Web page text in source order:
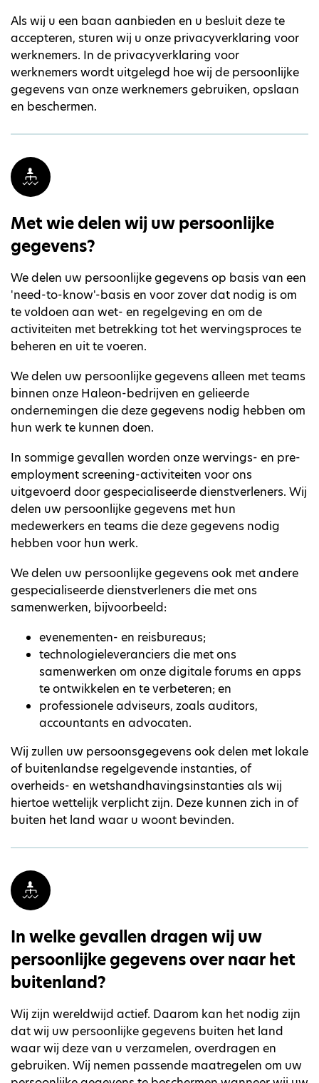
Als wij u een baan aanbieden en u besluit deze te
accepteren, sturen wij u onze privacyverklaring voor
werknemers. In de privacyverklaring voor
werknemers wordt uitgelegd hoe wij de persoonlijke
gegevens van onze werknemers gebruiken, opslaan
en beschermen.
Met wie delen wij uw persoonlijke
gegevens?
We delen uw persoonlijke gegevens op basis van een
'need-to-know'-basis en voor zover dat nodig is om
te voldoen aan wet- en regelgeving en om de
activiteiten met betrekking tot het wervingsproces te
beheren en uit te voeren.
We delen uw persoonlijke gegevens alleen met teams
binnen onze Haleon-bedrijven en gelieerde
ondernemingen die deze gegevens nodig hebben om
hun werk te kunnen doen.
In sommige gevallen worden onze wervings- en pre-
employment screening-activiteiten voor ons
uitgevoerd door gespecialiseerde dienstverleners. Wij
delen uw persoonlijke gegevens met hun
medewerkers en teams die deze gegevens nodig
hebben voor hun werk.
We delen uw persoonlijke gegevens ook met andere
gespecialiseerde dienstverleners die met ons
samenwerken, bijvoorbeeld:
evenementen- en reisbureaus;
technologieleveranciers die met ons
samenwerken om onze digitale forums en apps
te ontwikkelen en te verbeteren; en
professionele adviseurs, zoals auditors,
accountants en advocaten.
Wij zullen uw persoonsgegevens ook delen met lokale
of buitenlandse regelgevende instanties, of
overheids- en wetshandhavingsinstanties als wij
hiertoe wettelijk verplicht zijn. Deze kunnen zich in of
buiten het land waar u woont bevinden.
In welke gevallen dragen wij uw
persoonlijke gegevens over naar het
buitenland?
Wij zijn wereldwijd actief. Daarom kan het nodig zijn
dat wij uw persoonlijke gegevens buiten het land
waar wij deze van u verzamelen, overdragen en
gebruiken. Wij nemen passende maatregelen om uw